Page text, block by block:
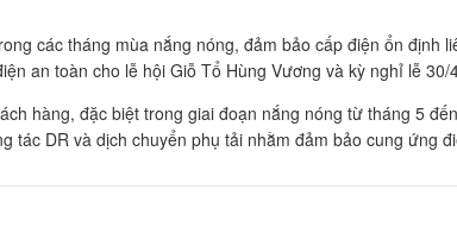
các tháng mùa nắng nóng, đảm bảo cấp điện ổn định
an toàn cho lễ hội Giỗ Tổ Hùng Vương và kỳ nghỉ lễ 30/
hàng, đặc biệt trong giai đoạn nắng nóng từ tháng 5
DR và dịch chuyển phụ tải nhằm đảm bảo cung ứng